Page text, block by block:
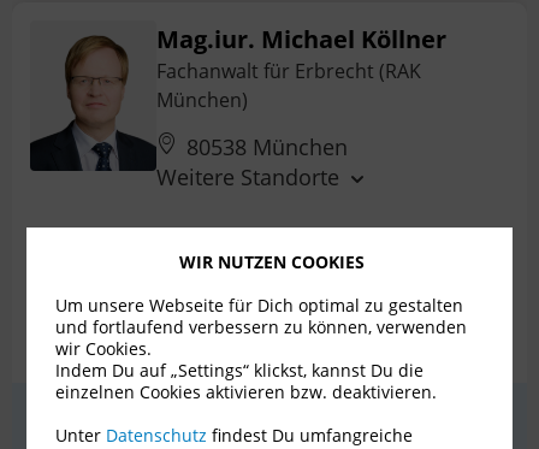
Mag.iur. Michael Köllner
Fachanwalt für Erbrecht (RAK
München)
80538 München
Weitere Standorte
Nachlassplanung
Patientenverfügung + 6 weitere
Erstgespräch zum Profil
WIR NUTZEN COOKIES
Um unsere Webseite für Dich optimal zu gestalten
und fortlaufend verbessern zu können, verwenden
wir Cookies.
Indem Du auf „Settings“ klickst, kannst Du die
einzelnen Cookies aktivieren bzw. deaktivieren.
Unter Datenschutz findest Du umfangreiche